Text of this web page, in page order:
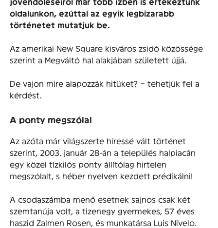
oldalunkon, ezúttal az egyik legbizarabb
történetet mutatjuk be.
Az amerikai New Square kisváros zsidó közössége
szerint a Megváltó hal alakjában született újjá.
De vajon mire alapozzák hitüket? – tehetjük fel a
kérdést.
A ponty megszólal
Az azóta már világszerte híressé vált történet
szerint, 2003. január 28-án a település halpiacán
egy közel tízkilós ponty állítólag hirtelen
megszólalt, s héber nyelven kezdett prédikálni!
A csodaszámba menő esetnek sajnos csak két
szemtanúja volt, a tizenegy gyermekes, 57 éves
haszid Zalmen Rosen, és munkatársa Luis Nivelo.